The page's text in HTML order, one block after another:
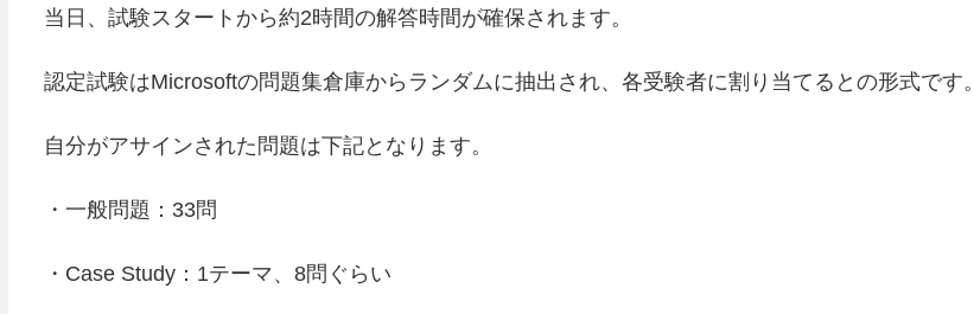
当日、試験スタートから約2時間の解答時間が確保されます。
認定試験はMicrosoftの問題集倉庫からランダムに抽出され、各受験者に割り当てるとの形式です。
自分がアサインされた問題は下記となります。
・一般問題：33問
・Case Study：1テーマ、8問ぐらい